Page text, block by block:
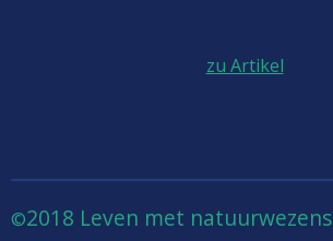
zu Artikel
©2018 Leven met natuurwezens